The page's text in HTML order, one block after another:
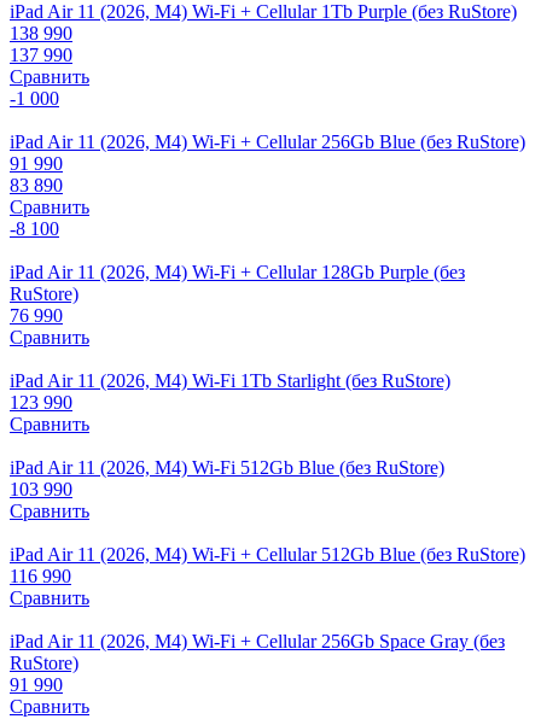
iPad Air 11 (2026, M4) Wi-Fi + Cellular 1Tb Purple (без RuStore)
138 990
137 990
Сравнить
-1 000
iPad Air 11 (2026, M4) Wi-Fi + Cellular 256Gb Blue (без RuStore)
91 990
83 890
Сравнить
-8 100
iPad Air 11 (2026, M4) Wi-Fi + Cellular 128Gb Purple (без
RuStore)
76 990
Сравнить
iPad Air 11 (2026, M4) Wi-Fi 1Tb Starlight (без RuStore)
123 990
Сравнить
iPad Air 11 (2026, M4) Wi-Fi 512Gb Blue (без RuStore)
103 990
Сравнить
iPad Air 11 (2026, M4) Wi-Fi + Cellular 512Gb Blue (без RuStore)
116 990
Сравнить
iPad Air 11 (2026, M4) Wi-Fi + Cellular 256Gb Space Gray (без
RuStore)
91 990
Сравнить